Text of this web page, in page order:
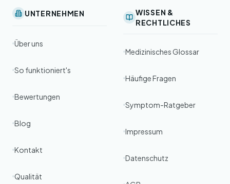
UNTERNEHMEN
Über uns
So funktioniert's
Bewertungen
Blog
Kontakt
Qualität
WISSEN &
RECHTLICHES
Medizinisches Glossar
Häufige Fragen
Symptom-Ratgeber
Impressum
Datenschutz